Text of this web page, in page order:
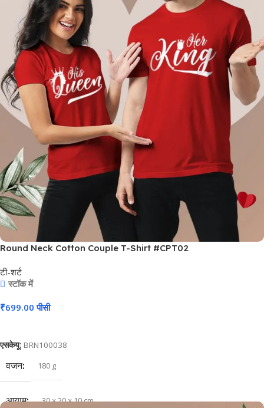
Round Neck Cotton Couple T-Shirt #CPT02
टी-शर्ट
स्टॉक में
₹699.00 पीसी
एसकेयू: BRN100038
वजन 180 g
आयाम 30 × 20 × 10 cm